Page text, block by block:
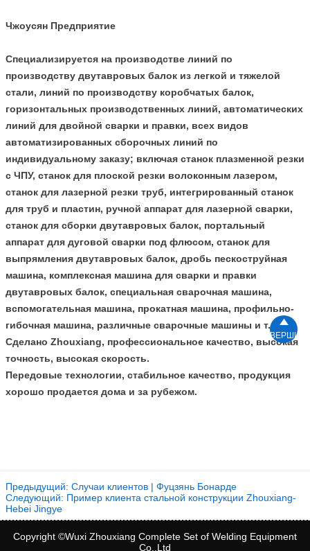
Чжоусян Предприятие
Специализируется на производстве линий по
производству двутавровых балок из легкой и тяжелой
стали, линий по производству коробчатых балок,
горизонтальных производственных линий, автоматических
линий для двойной сварки и правки, всех видов
автоматизированных сборочных линий по
индивидуальному заказу; включая станок плазменной резки
с ЧПУ, станок для плоской резки волоконным лазером,
станок для лазерной резки труб, интегрированный станок
для труб и пластин, ручной аппарат для лазерной сварки,
станок для сборки двутавровых балок, портальный
аппарат для дуговой сварки под флюсом, станок для
выпрямления двутавровых балок, дробь пескоструйная
машина, комплексная машина для сварки и правки
двутавровых балок, специальная сварочная машина,
вспомогательная машина, прокатная машина, профильно-
гибочная машина, различные сварочные машины и т. д.,
Сделано Zhouxiang, профессиональное качество, высокая
точность, высокая скорость.
Передовые технологии, стабильное качество, продукция
хорошо продается дома и за рубежом.
Предыдущий: Случаи клиентов | Фуцзянь Бонарде
Следующий: Пример клиента стальной конструкции Zhouxiang-
Hebei Jingye
Copyright ©Wuxi Zhouxiang Complete Set of Welding Equipment
Co.,Ltd
